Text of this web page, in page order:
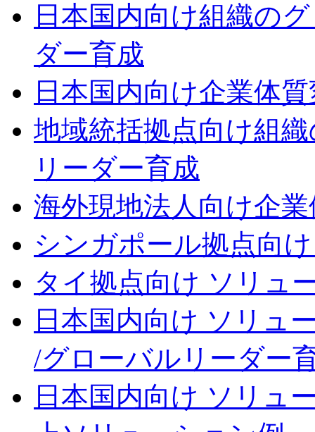
日本国内向け組織の
ダー育成
日本国内向け企業体
地域統括拠点向け組
リーダー育成
海外現地法人向け企
シンガポール拠点向
タイ拠点向け ソリュ
日本国内向け ソリュ
/グローバルリーダー
日本国内向け ソリュ